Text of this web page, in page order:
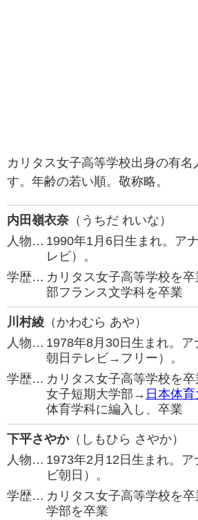
カリタス女子高等学校出身の有
す。年齢の若い順。敬称略。
内田嶺衣奈 （うちだ れいな）
人物… 1990年1月6日生まれ。ア
レビ）。
学歴… カリタス女子高等学校を
部フランス文学科を卒業
川村綾 （かわむら あや）
人物… 1978年8月30日生まれ。ア
朝日テレビ→フリー）。
学歴… カリタス女子高等学校を
女子短期大学部→ 日本体
体育学科に編入し、卒業
下平さやか（しもひら さやか）
人物… 1973年2月12日生まれ。ア
ビ朝日）。
学歴… カリタス女子高等学校を
学部を卒業